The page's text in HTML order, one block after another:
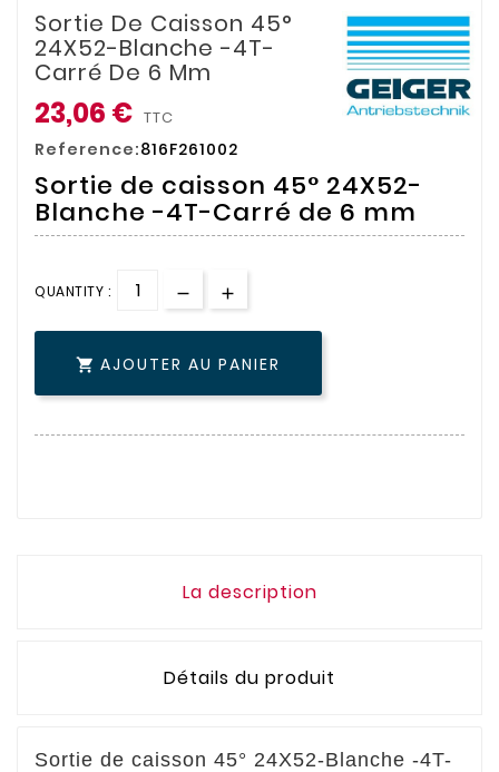
Sortie De Caisson 45°
24X52-Blanche -4T-
Carré De 6 Mm
23,06 € TTC
Reference:816F261002
Sortie de caisson 45° 24X52-
Blanche -4T-Carré de 6 mm
QUANTITY :
 AJOUTER AU PANIER
La description
Détails du produit
Sortie de caisson 45° 24X52-Blanche -4T-